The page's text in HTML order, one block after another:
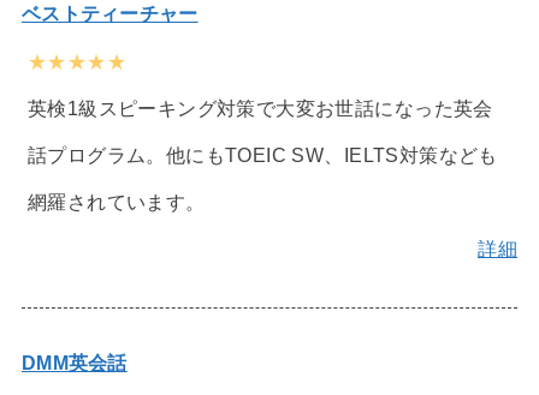
ベストティーチャー
★★★★★
英検1級スピーキング対策で大変お世話になった英会
話プログラム。他にもTOEIC SW、IELTS対策なども
網羅されています。
詳細
DMM英会話